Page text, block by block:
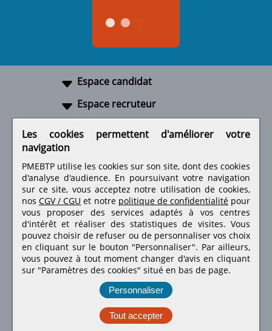
Espace candidat
Espace recruteur
Retrouvez-nous sur les réseaux sociaux
Les cookies permettent d'améliorer votre
navigation
PMEBTP utilise les cookies sur son site, dont des cookies
d'analyse d'audience. En poursuivant votre navigation
sur ce site, vous acceptez notre utilisation de cookies,
nos CGV / CGU et notre politique de confidentialité pour
vous proposer des services adaptés à vos centres
d'intérêt et réaliser des statistiques de visites.Vous
pouvez choisir de refuser ou de personnaliser vos choix
en cliquant sur le bouton "Personnaliser". Par ailleurs,
vous pouvez à tout moment changer d'avis en cliquant
sur "Paramètres des cookies" situé en bas de page.
Personnaliser
Tout accepter